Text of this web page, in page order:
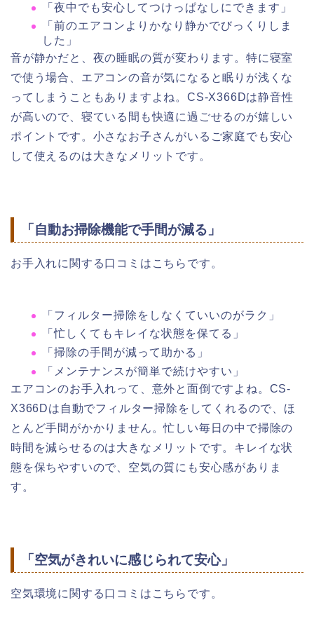
「夜中でも安心してつけっぱなしにできます」
「前のエアコンよりかなり静かでびっくりしま
した」
音が静かだと、夜の睡眠の質が変わります。特に寝室
で使う場合、エアコンの音が気になると眠りが浅くな
ってしまうこともありますよね。CS-X366Dは静音性
が高いので、寝ている間も快適に過ごせるのが嬉しい
ポイントです。小さなお子さんがいるご家庭でも安心
して使えるのは大きなメリットです。
「自動お掃除機能で手間が減る」
お手入れに関する口コミはこちらです。
「フィルター掃除をしなくていいのがラク」
「忙しくてもキレイな状態を保てる」
「掃除の手間が減って助かる」
「メンテナンスが簡単で続けやすい」
エアコンのお手入れって、意外と面倒ですよね。CS-
X366Dは自動でフィルター掃除をしてくれるので、ほ
とんど手間がかかりません。忙しい毎日の中で掃除の
時間を減らせるのは大きなメリットです。キレイな状
態を保ちやすいので、空気の質にも安心感がありま
す。
「空気がきれいに感じられて安心」
空気環境に関する口コミはこちらです。